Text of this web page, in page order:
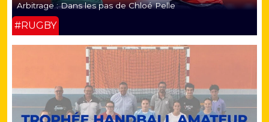
Arbitrage : Dans les pas de Chloé Pelle
#RUGBY